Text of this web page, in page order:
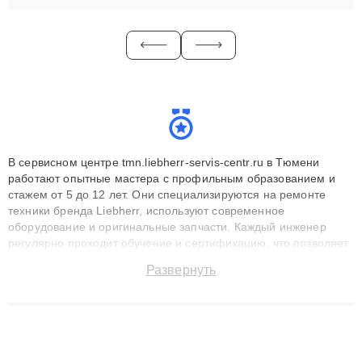
В сервисном центре tmn.liebherr-servis-centr.ru в Тюмени
работают опытные мастера с профильным образованием и
стажем от 5 до 12 лет. Они специализируются на ремонте
техники бренда Liebherr, используют современное
оборудование и оригинальные запчасти. Каждый инженер
регулярно проходит обучение и сертификацию, что позволяет
технику с сохранением гарантии до 3 лет. Наши мастера
Развернуть